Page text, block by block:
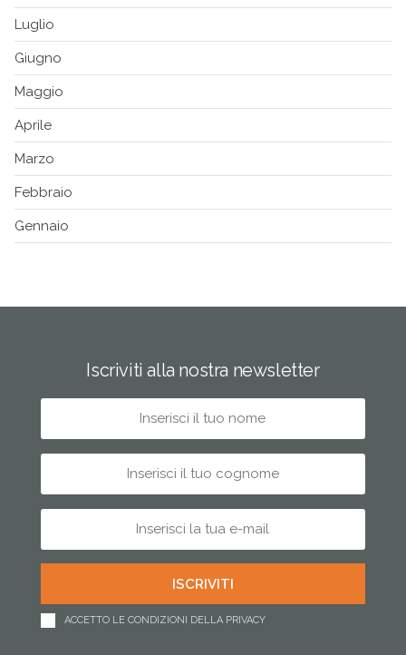
Luglio
Giugno
Maggio
Aprile
Marzo
Febbraio
Gennaio
Iscriviti alla nostra newsletter
ACCETTO LE CONDIZIONI DELLA PRIVACY